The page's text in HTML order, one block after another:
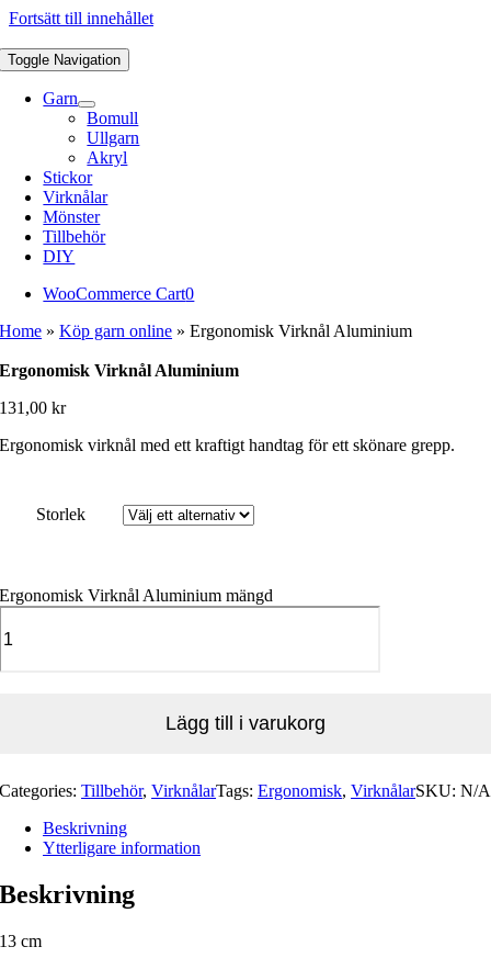
Fortsätt till innehållet
Toggle Navigation
Garn
Bomull
Ullgarn
Akryl
Stickor
Virknålar
Mönster
Tillbehör
DIY
WooCommerce Cart0
Home »Köp garn online »Ergonomisk Virknål Aluminium
Ergonomisk Virknål Aluminium
131,00kr
Ergonomisk virknål med ett kraftigt handtag för ett skönare grepp.
Storlek
Ergonomisk Virknål Aluminium mängd
Lägg till i varukorg
Categories:Tillbehör,VirknålarTags:Ergonomisk,VirknålarSKU:N/A
Beskrivning
Ytterligare information
Beskrivning
13 cm